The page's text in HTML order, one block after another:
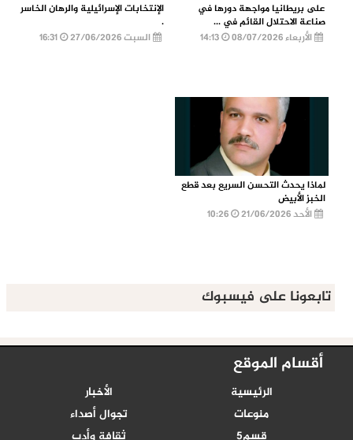
على بريطانيا مواجهة دورها في
صناعة الاحتلال القائم في ...
الأربعاء 08/07/2026
الإنتخابات الإسرائيلية والرهان الخاسر
.
السبت 27/06/2026
16:31
لماذا يحدث التحسن السريع بعد قطع
الخبز الأبيض
الأحد 21/06/2026
تابعونا على فيسبوك
أقسام الموقع
الرئيسية
الأخبار
منوعات
تجوال أصداء